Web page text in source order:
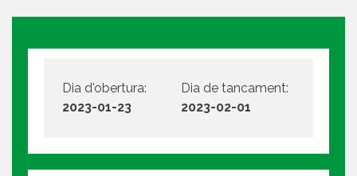
Dia d'obertura:
2023-01-23
Dia de tancament:
2023-02-01